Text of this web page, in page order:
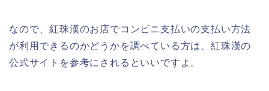
なので、紅珠漢のお店でコンビニ支払いの支払い方法
が利用できるのかどうかを調べている方は、紅珠漢の
公式サイトを参考にされるといいですよ。